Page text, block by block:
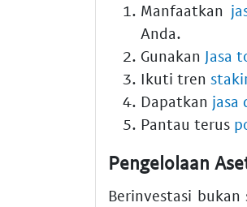
Manfaatkan
Anda.
Gunakan Jasa
Ikuti tren
Dapatkan jasa
Pantau terus
Pengelolaan
Berinvestasi